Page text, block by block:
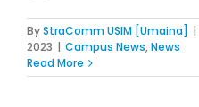
ByStraComm USIM [Umaina] |
2023 | Campus News,News
Read More